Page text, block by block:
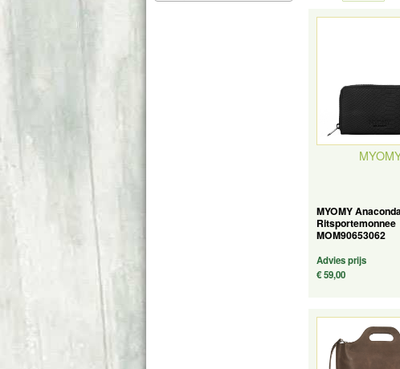
MYOMY
Ritsportemonnee
MOM90653062
Advies prijs
€ 59,00